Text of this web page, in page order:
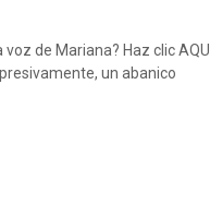
de Mariana? Haz clic AQUÍ
un abanico